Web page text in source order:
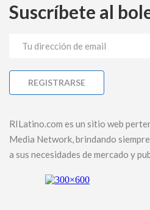
Suscríbete al
RILatino.com es un sitio web
Media Network, brindando
a sus necesidades de mercado y